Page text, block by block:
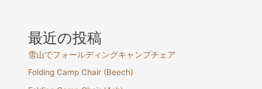
最近の投稿
雪山でフォールディングキャンプチェア
Folding Camp Chair (Beech)